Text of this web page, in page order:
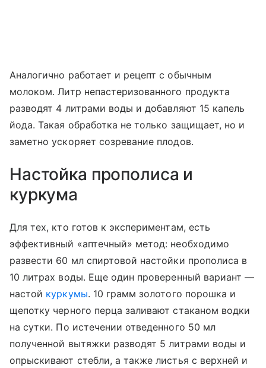
Аналогично работает и рецепт с обычным
молоком. Литр непастеризованного продукта
разводят 4 литрами воды и добавляют 15 капель
йода. Такая обработка не только защищает, но и
заметно ускоряет созревание плодов.
Настойка прополиса и
куркума
Для тех, кто готов к экспериментам, есть
эффективный «аптечный» метод: необходимо
развести 60 мл спиртовой настойки прополиса в
10 литрах воды. Еще один проверенный вариант —
настой куркумы. 10 грамм золотого порошка и
щепотку черного перца заливают стаканом водки
на сутки. По истечении отведенного 50 мл
полученной вытяжки разводят 5 литрами воды и
опрыскивают стебли, а также листья с верхней и